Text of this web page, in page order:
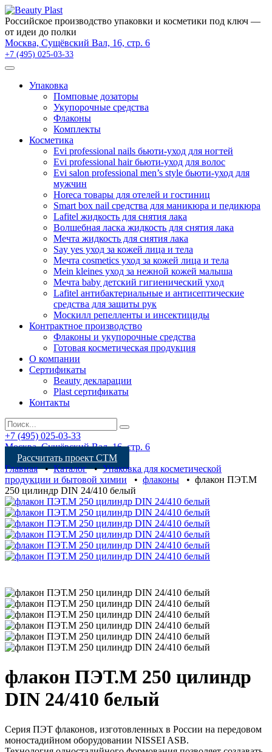
Российское производство упаковки и косметики под ключ —
от идеи до полки
Москва, Сущёвский Вал, 16, стр. 6
+7 (495) 025-03-33
Упаковка
Помповые дозаторы
Укупорочные средства
Флаконы
Комплекты
Косметика
Evi professional nails бьюти-уход для ногтей
Evi professional hair бьюти-уход для волос
Evi salon professional men’s style бьюти-уход для
мужчин
Horeca товары для отелей и гостиниц
Smart box nail средства для маникюра и педикюра
Lafitel жидкость для снятия лака
Волшебная ласка жидкость для снятия лака
Мечта жидкость для снятия лака
Say yes уход за кожей лица и тела
Мечта cosmetics уход за кожей лица и тела
Mein kleines уход за нежной кожей малыша
Мечта baby детский гигиенический уход
Lafitel антибактериальные и антисептические
средства для защиты рук
Москилл репелленты и инсектициды
Контрактное производство
Флаконы и укупорочные средства
Готовая косметическая продукция
О компании
Сертификаты
Beauty декларации
Plast сертификаты
Контакты
+7 (495) 025-03-33
Москва, Сущёвский Вал, 16, стр. 6
Рассчитать проект СТМ
Главная•Каталог•Упаковка для косметической
продукции и бытовой химии • флаконы • флакон ПЭТ.М
250 цилиндр DIN 24/410 белый
флакон ПЭТ.М 250 цилиндр
DIN 24/410 белый
Серия ПЭТ флаконов, изготовленных в России на передовом
моностадийном оборудовании NISSEI ASB.
×